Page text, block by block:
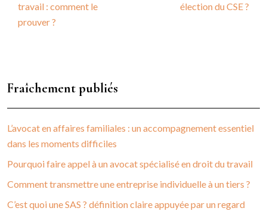
travail : comment le
prouver ?
élection du CSE ?
Fraîchement publiés
L’avocat en affaires familiales : un accompagnement essentiel
dans les moments difficiles
Pourquoi faire appel à un avocat spécialisé en droit du travail
Comment transmettre une entreprise individuelle à un tiers ?
C’est quoi une SAS ? définition claire appuyée par un regard